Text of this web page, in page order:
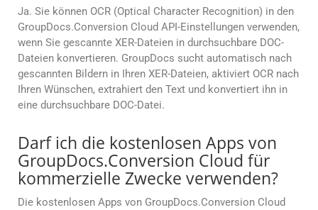
Ja. Sie können OCR (Optical Character Recognition) in den
GroupDocs.Conversion Cloud API-Einstellungen verwenden,
wenn Sie gescannte XER-Dateien in durchsuchbare DOC-
Dateien konvertieren. GroupDocs sucht automatisch nach
gescannten Bildern in Ihren XER-Dateien, aktiviert OCR nach
Ihren Wünschen, extrahiert den Text und konvertiert ihn in
eine durchsuchbare DOC-Datei.
Darf ich die kostenlosen Apps von
GroupDocs.Conversion Cloud für
kommerzielle Zwecke verwenden?
Die kostenlosen Apps von GroupDocs.Conversion Cloud